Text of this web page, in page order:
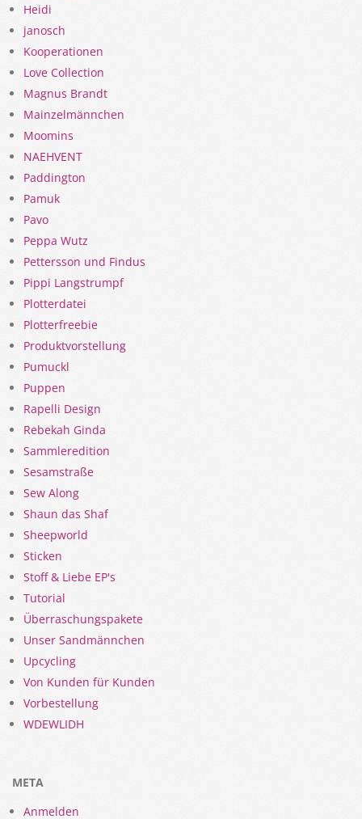
Heidi
janosch
Kooperationen
Love Collection
Magnus Brandt
Mainzelmännchen
Moomins
NAEHVENT
Paddington
Pamuk
Pavo
Peppa Wutz
Pettersson und Findus
Pippi Langstrumpf
Plotterdatei
Plotterfreebie
Produktvorstellung
Pumuckl
Puppen
Rapelli Design
Rebekah Ginda
Sammleredition
Sesamstraße
Sew Along
Shaun das Shaf
Sheepworld
Sticken
Stoff & Liebe EP's
Tutorial
Überraschungspakete
Unser Sandmännchen
Upcycling
Von Kunden für Kunden
Vorbestellung
WDEWLIDH
META
Anmelden